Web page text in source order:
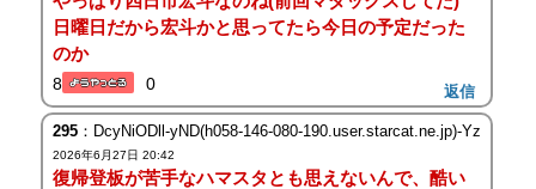
日曜日だから宏斗かと思ってたら今日の予定だった
のか
8 0 返信
295：DcyNiODll-yND(h058-146-080-190.user.starcat.ne.jp)-Yz
2026年6月27日 20:42
復帰登板が苦手なハマスタとも思えないんで、酷い